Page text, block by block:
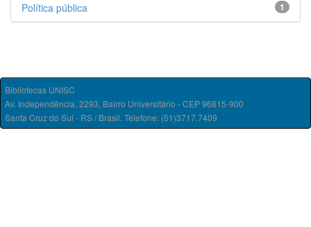
1
Política pública
Bibliotecas UNISC
Av. Independência, 2293, Bairro Universitário - CEP 96815-900
Santa Cruz do Sul - RS / Brasil. Telefone: (51)3717.7409